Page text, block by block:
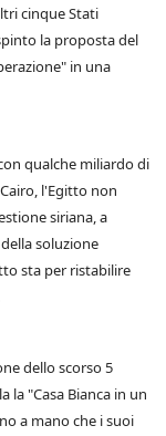
cinque Stati
la proposta del
in una
qualche miliardo di
l'Egitto non
siriana, a
soluzione
sta per ristabilire
dello scorso 5
la "Casa Bianca in un
a mano che i suoi